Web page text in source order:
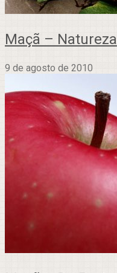
Maçã – Natureza
9 de agosto de 2010